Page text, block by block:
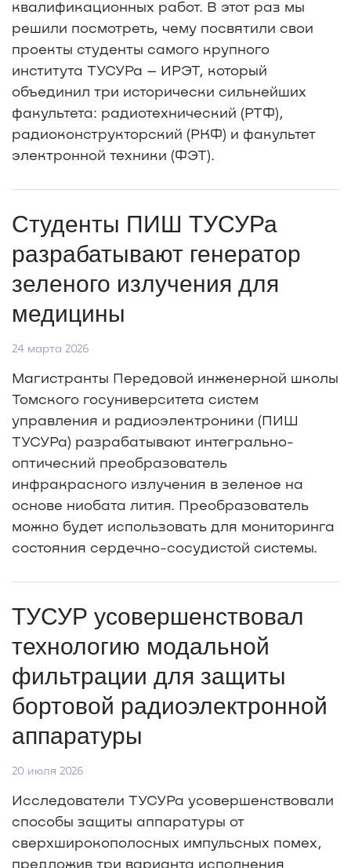
квалификационных работ. В этот раз мы
решили посмотреть, чему посвятили свои
проекты студенты самого крупного
института ТУСУРа – ИРЭТ, который
объединил три исторически сильнейших
факультета: радиотехнический (РТФ),
радиоконструкторский (РКФ) и факультет
электронной техники (ФЭТ).
Студенты ПИШ ТУСУРа
разрабатывают генератор
зеленого излучения для
медицины
24 марта 2026
Магистранты Передовой инженерной школы
Томского госуниверситета систем
управления и радиоэлектроники (ПИШ
ТУСУРа) разрабатывают интегрально-
оптический преобразователь
инфракрасного излучения в зеленое на
основе ниобата лития. Преобразователь
можно будет использовать для мониторинга
состояния сердечно-сосудистой системы.
ТУСУР усовершенствовал
технологию модальной
фильтрации для защиты
бортовой радиоэлектронной
аппаратуры
20 июля 2026
Исследователи ТУСУРа усовершенствовали
способы защиты аппаратуры от
сверхширокополосных импульсных помех,
предложив три варианта исполнения